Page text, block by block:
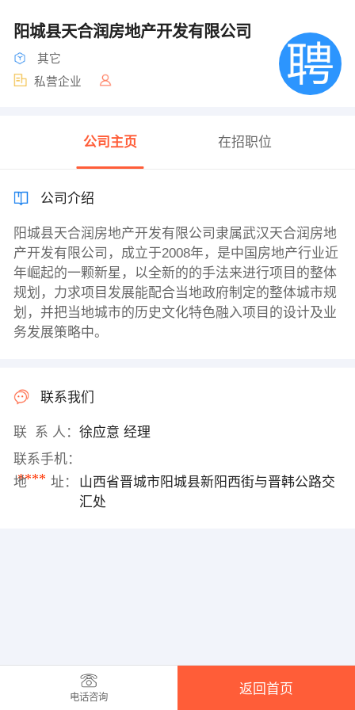
阳城县天合润房地产开发有限公司
其它
私营企业
公司主页 在招职位
公司介绍
阳城县天合润房地产开发有限公司隶属武汉天合润房地
产开发有限公司，成立于2008年，是中国房地产行业近
年崛起的一颗新星，以全新的的手法来进行项目的整体
规划，力求项目发展能配合当地政府制定的整体城市规
划，并把当地城市的历史文化特色融入项目的设计及业
务发展策略中。
联系我们
联 系 人： 徐应意 经理
联系手机：
****
地 址：
山西省晋城市阳城县新阳西街与晋韩公路交
汇处
电话咨询
返回首页